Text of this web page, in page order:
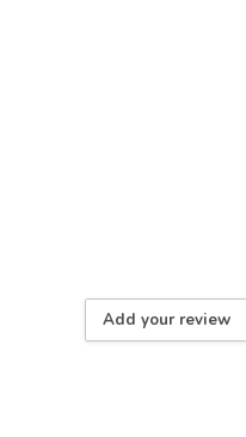
Add your review